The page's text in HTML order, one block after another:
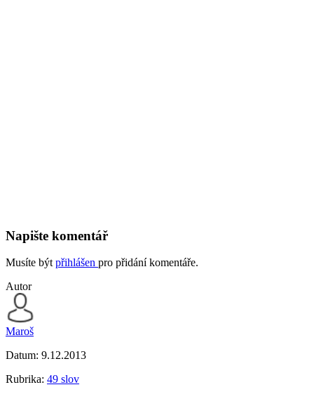
Napište komentář
Musíte být přihlášen pro přidání komentáře.
Autor
Maroš
Datum: 9.12.2013
Rubrika: 49 slov